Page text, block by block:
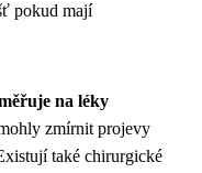
pokud mají
na léky
zmírnit projevy
také chirurgické